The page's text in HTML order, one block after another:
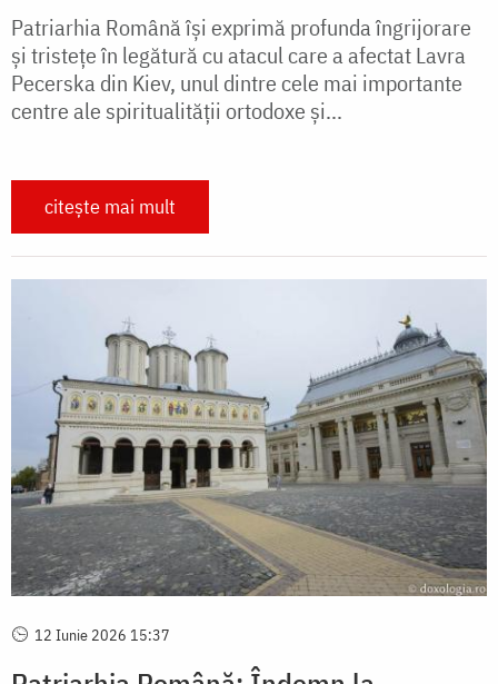
Patriarhia Română își exprimă profunda îngrijorare
și tristețe în legătură cu atacul care a afectat Lavra
Pecerska din Kiev, unul dintre cele mai importante
centre ale spiritualității ortodoxe și...
citește mai mult
12 Iunie 2026 15:37